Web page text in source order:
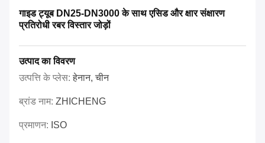
गाइड ट्यूब DN25-DN3000 के साथ एसिड और क्षार संक्षारण
प्रतिरोधी रबर विस्तार जोड़ों
उत्पाद का विवरण
उत्पत्ति के प्लेस:हेनान, चीन
ब्रांड नाम: ZHICHENG
प्रमाणन: ISO